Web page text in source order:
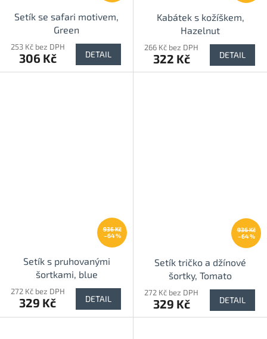
Setík se safari motivem,
Green
253 Kč bez DPH
306 Kč DETAIL
Kabátek s kožíškem,
Hazelnut
266 Kč bez DPH
322 Kč DETAIL
936 Kč
–64 %
Setík s pruhovanými
šortkami, blue
272 Kč bez DPH
329 Kč DETAIL
936 Kč
–64 %
Setík tričko a džínové
šortky, Tomato
272 Kč bez DPH
329 Kč DETAIL